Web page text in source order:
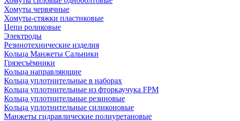
Хомуты червячные
Хомуты-стяжки пластиковые
Цепи роликовые
Электроды
Резинотехнические изделия
Кольца Манжеты Сальники
Грязесъёмники
Кольца направляющие
Кольца уплотнительные в наборах
Кольца уплотнительные из фторкаучука FPM
Кольца уплотнительные резиновые
Кольца уплотнительные силиконовые
Манжеты гидравлические полиуретановые